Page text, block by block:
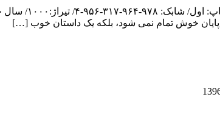
پایان خوش تمام نمی شود، بلکه یک داستان خوب […]